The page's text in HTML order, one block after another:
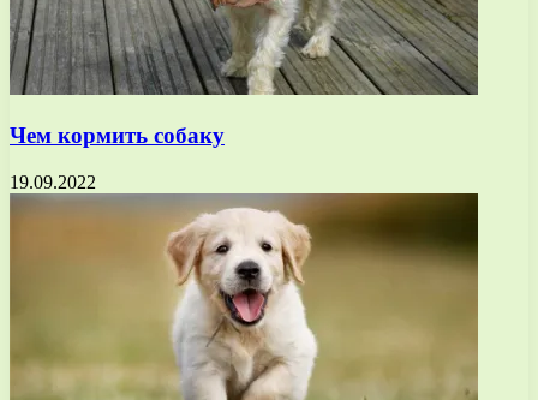
Чем кормить собаку
19.09.2022